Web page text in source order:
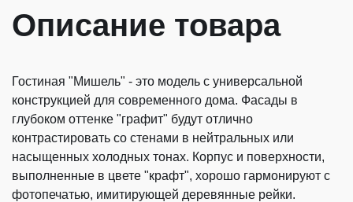
Описание товара
Гостиная "Мишель" - это модель с универсальной
конструкцией для современного дома. Фасады в
глубоком оттенке "графит" будут отлично
контрастировать со стенами в нейтральных или
насыщенных холодных тонах. Корпус и поверхности,
выполненные в цвете "крафт", хорошо гармонируют с
фотопечатью, имитирующей деревянные рейки.